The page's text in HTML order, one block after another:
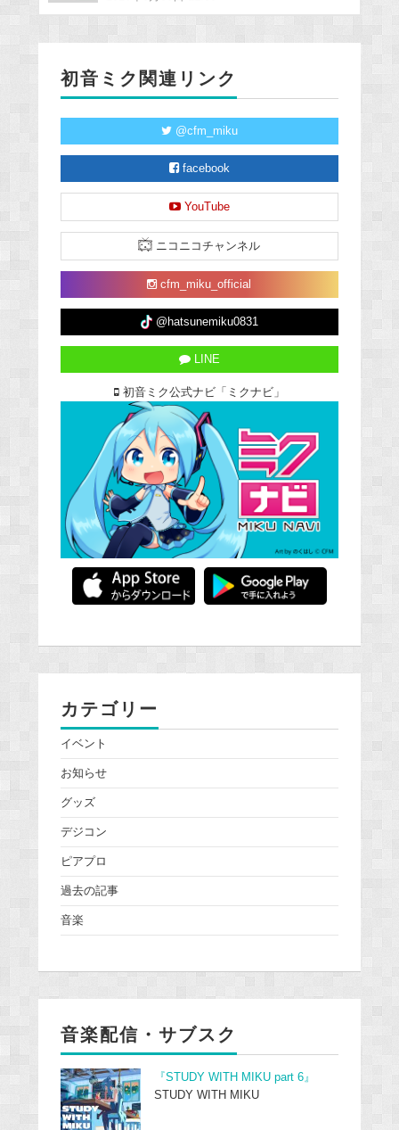
初音ミク関連リンク
@cfm_miku
facebook
YouTube
ニコニコチャンネル
cfm_miku_official
@hatsunemiku0831
LINE
初音ミク公式ナビ「ミクナビ」
カテゴリー
イベント
お知らせ
グッズ
デジコン
ピアプロ
過去の記事
音楽
音楽配信・サブスク
『STUDY WITH MIKU part 6』
STUDY WITH MIKU